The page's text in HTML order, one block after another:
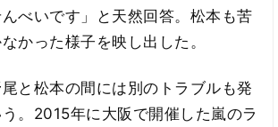
べいです」と天然回答。松本も苦
かった様子を映し出した。
と松本の間には別のトラブルも発
。2015年に大阪で開催した嵐のラ